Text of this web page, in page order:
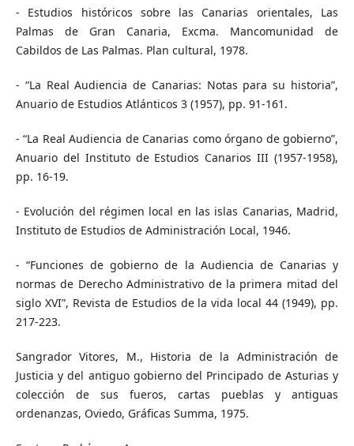
- Estudios históricos sobre las Canarias orientales, Las
Palmas de Gran Canaria, Excma. Mancomunidad de
Cabildos de Las Palmas. Plan cultural, 1978.
- “La Real Audiencia de Canarias: Notas para su historia”,
Anuario de Estudios Atlánticos 3 (1957), pp. 91-161.
- “La Real Audiencia de Canarias como órgano de gobierno”,
Anuario del Instituto de Estudios Canarios III (1957-1958),
pp. 16-19.
- Evolución del régimen local en las islas Canarias, Madrid,
Instituto de Estudios de Administración Local, 1946.
- “Funciones de gobierno de la Audiencia de Canarias y
normas de Derecho Administrativo de la primera mitad del
siglo XVI”, Revista de Estudios de la vida local 44 (1949), pp.
217-223.
Sangrador Vitores, M., Historia de la Administración de
Justicia y del antiguo gobierno del Principado de Asturias y
colección de sus fueros, cartas pueblas y antiguas
ordenanzas, Oviedo, Gráficas Summa, 1975.